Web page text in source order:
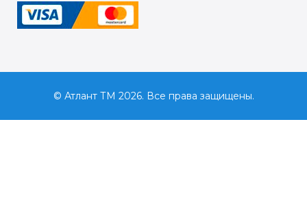
© Атлант ТМ 2026. Все права защищены.